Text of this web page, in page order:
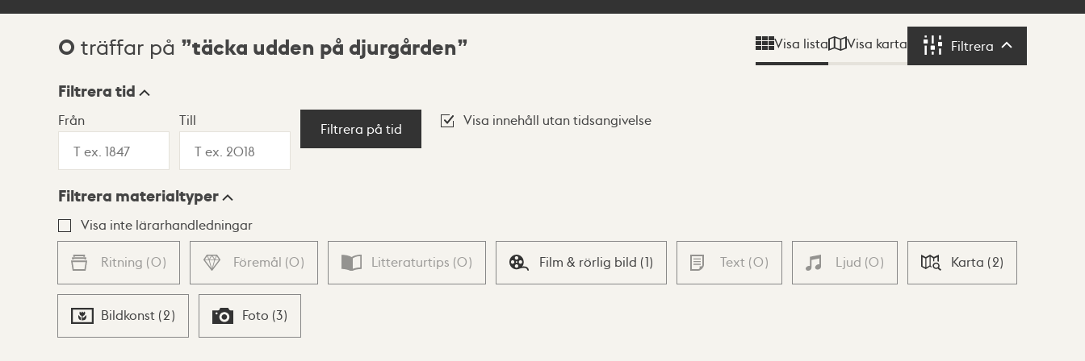
Sökresultat
0 träffar på täcka udden på djurgården Visa lista Visa karta Filtrera Filtrera
Visningsläge
Lista Karta
Filtrera tid
Från Till
Filtrera på tid
Visa innehåll utan tidsangivelse
Filtrera materialtyper
Visa inte lärarhandledningar
Ritning (0) Föremål (0) Litteraturtips (0) Film & rörlig bild (1) Text (0) Ljud (0) Karta (2)
Bildkonst (2) Foto (3)